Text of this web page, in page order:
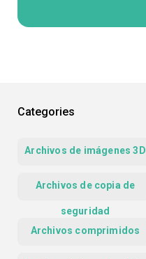
Categories
Archivos de imágenes 3D
Archivos de copia de
seguridad
Archivos comprimidos